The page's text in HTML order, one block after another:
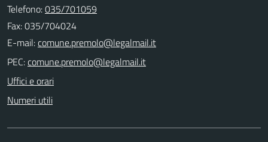
Telefono:035/701059
Fax: 035/704024
E-mail:
PEC:
Uffici e orari
Numeri utili